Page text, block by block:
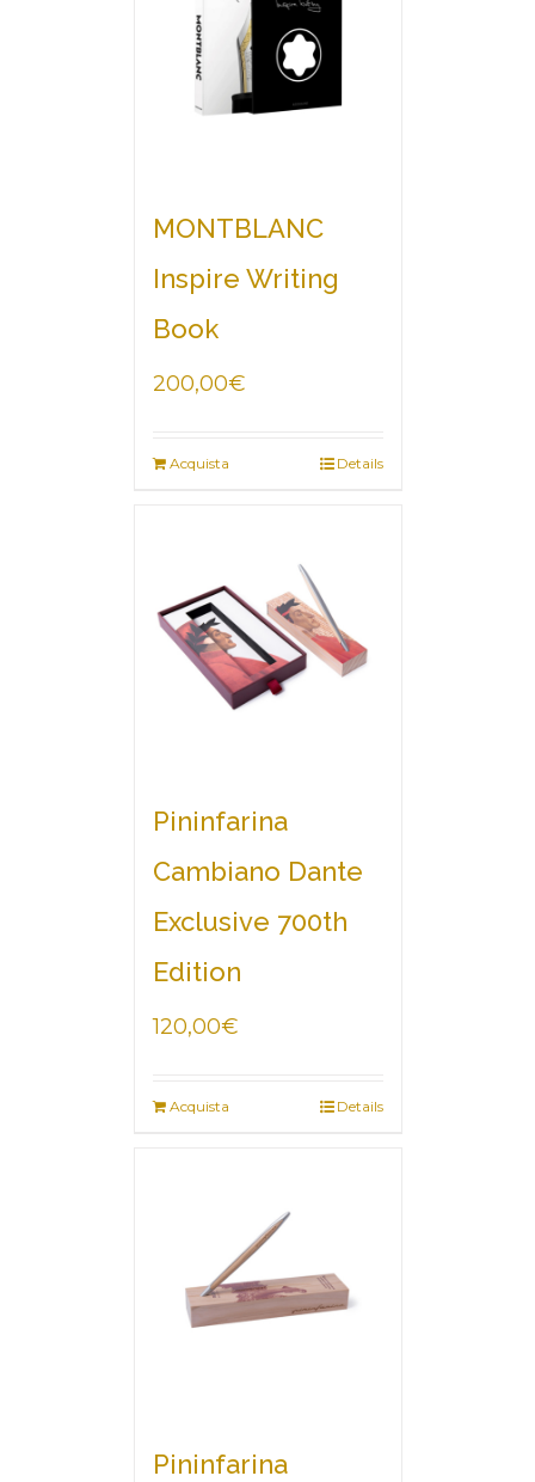
MONTBLANC
Inspire Writing
Book
200,00€
Acquista Details
Pininfarina
Cambiano Dante
Exclusive 700th
Edition
120,00€
Acquista Details
Pininfarina